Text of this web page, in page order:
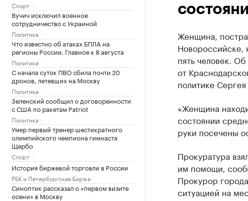
Спорт
Вучич исключил военное
сотрудничество с Украиной
Политика
Что известно об атаках БПЛА на
регионы России. Главное к 8 августа
Политика
С начала суток ПВО сбила почти 20
дронов, летевших на Москву
Политика
Зеленский сообщил о договоренности
с США по ракетам Patriot
Политика
Умер первый тренер шестикратного
олимпийского чемпиона гимнаста
Щербо
Спорт
История биржевой торговли в России
РБК и Петербургская Биржа
Синоптик рассказал о «первом визите
осени» в Москву
Женщина,
Новороссийске,
пять человек.
от
политике Сергея
«Женщина
состоянии
руки посечены
Прокуратура
им помощи,
Прокурор
ситуацией на